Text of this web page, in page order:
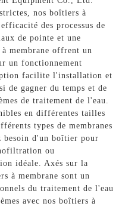
nos boîtiers à
des processus de
de pointe et une
membrane offrent un
un fonctionnement
facilite l'installation et
de gagner du temps et de
de traitement de l'eau.
en différentes tailles
types de membranes
besoin d'un boîtier pour
ou
idéale. Axés sur la
à membrane sont un
du traitement de l'eau
avec nos boîtiers à